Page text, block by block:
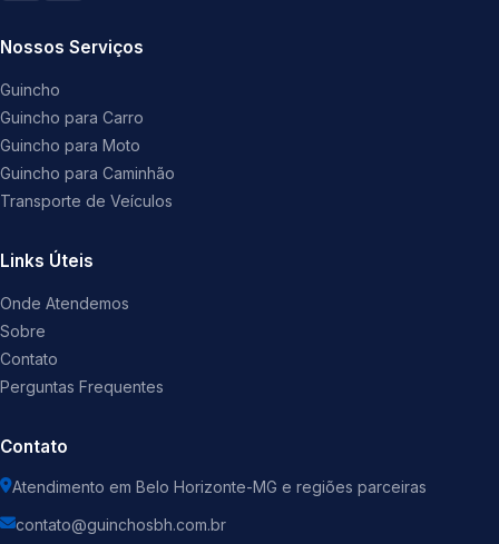
Nossos Serviços
Guincho
Guincho para Carro
Guincho para Moto
Guincho para Caminhão
Transporte de Veículos
Links Úteis
Onde Atendemos
Sobre
Contato
Perguntas Frequentes
Contato
Atendimento em Belo Horizonte-MG e regiões parceiras
contato@guinchosbh.com.br